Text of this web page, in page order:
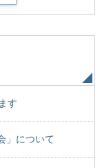
す
」について